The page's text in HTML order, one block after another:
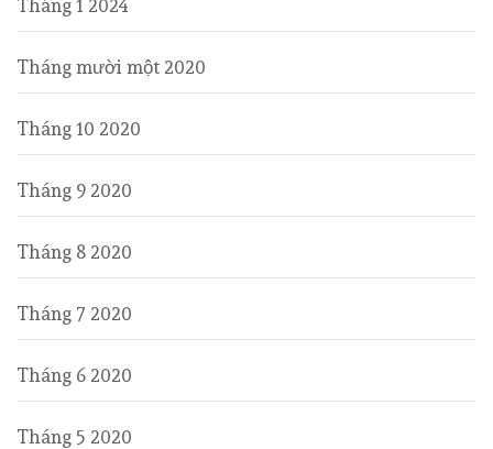
Tháng 1 2024
Tháng mười một 2020
Tháng 10 2020
Tháng 9 2020
Tháng 8 2020
Tháng 7 2020
Tháng 6 2020
Tháng 5 2020